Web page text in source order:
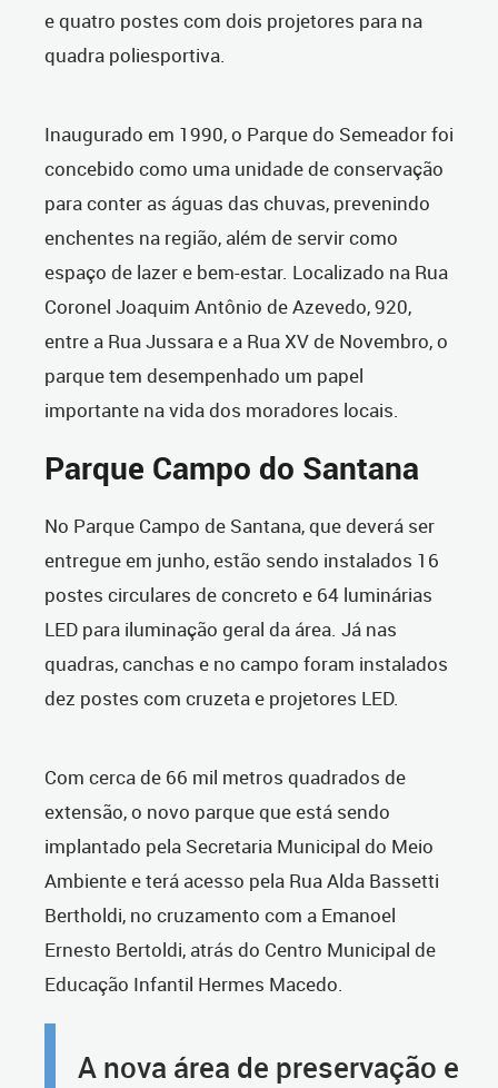
e quatro postes com dois projetores para na
quadra poliesportiva.
Inaugurado em 1990, o Parque do Semeador foi
concebido como uma unidade de conservação
para conter as águas das chuvas, prevenindo
enchentes na região, além de servir como
espaço de lazer e bem-estar. Localizado na Rua
Coronel Joaquim Antônio de Azevedo, 920,
entre a Rua Jussara e a Rua XV de Novembro, o
parque tem desempenhado um papel
importante na vida dos moradores locais.
Parque Campo do Santana
No Parque Campo de Santana, que deverá ser
entregue em junho, estão sendo instalados 16
postes circulares de concreto e 64 luminárias
LED para iluminação geral da área. Já nas
quadras, canchas e no campo foram instalados
dez postes com cruzeta e projetores LED.
Com cerca de 66 mil metros quadrados de
extensão, o novo parque que está sendo
implantado pela Secretaria Municipal do Meio
Ambiente e terá acesso pela Rua Alda Bassetti
Bertholdi, no cruzamento com a Emanoel
Ernesto Bertoldi, atrás do Centro Municipal de
Educação Infantil Hermes Macedo.
A nova área de preservação e